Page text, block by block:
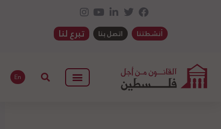
أنشطتنا اتصل بنا تبرع لنا
En